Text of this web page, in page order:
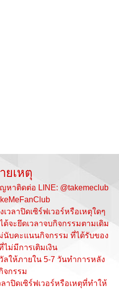
ยเหตุ
าติดต่อ LINE: @takemeclub
วลาปิดเซิร์ฟเวอร์หรือเหตุใดๆ
จะยึดเวลาจบกิจกรรมตามเดิม
บคะแนนกิจกรรม ที่ได้รับของ
ม่มีการเติมเงิน
ให้ภายใน 5-7 วันทำการหลัง
จกรรม
าปิดเซิร์ฟเวอร์หรือเหตุที่ทำให้